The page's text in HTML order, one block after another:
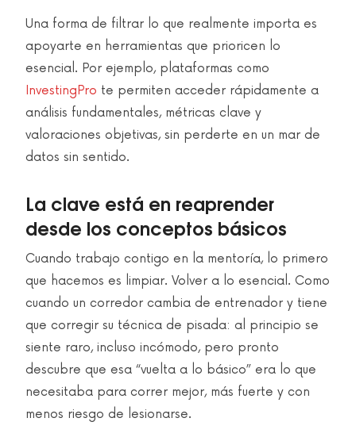
Una forma de filtrar lo que realmente importa es
apoyarte en herramientas que prioricen lo
esencial. Por ejemplo, plataformas como
InvestingPro te permiten acceder rápidamente a
análisis fundamentales, métricas clave y
valoraciones objetivas, sin perderte en un mar de
datos sin sentido.
La clave está en reaprender
desde los conceptos básicos
Cuando trabajo contigo en la mentoría, lo primero
que hacemos es limpiar. Volver a lo esencial. Como
cuando un corredor cambia de entrenador y tiene
que corregir su técnica de pisada: al principio se
siente raro, incluso incómodo, pero pronto
descubre que esa “vuelta a lo básico” era lo que
necesitaba para correr mejor, más fuerte y con
menos riesgo de lesionarse.